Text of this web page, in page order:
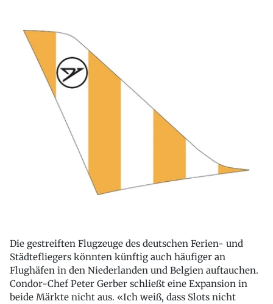
Die gestreiften Flugzeuge des deutschen Ferien- und
Städtefliegers könnten künftig auch häufiger an
Flughäfen in den Niederlanden und Belgien auftauchen.
Condor-Chef Peter Gerber schließt eine Expansion in
beide Märkte nicht aus. «Ich weiß, dass Slots nicht